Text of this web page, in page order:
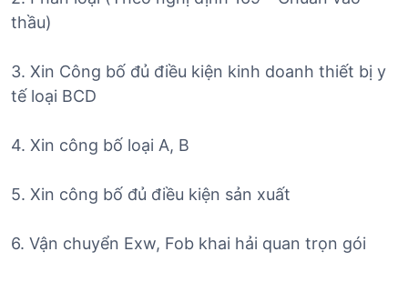
thầu)
3. Xin Công bố đủ điều kiện kinh doanh thiết bị y
tế loại BCD
4. Xin công bố loại A, B
5. Xin công bố đủ điều kiện sản xuất
6. Vận chuyển Exw, Fob khai hải quan trọn gói